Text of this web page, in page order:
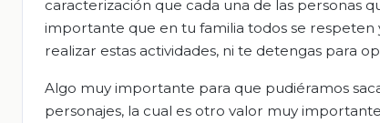
caracterización que cada una de las personas
importante que en tu familia todos se respeten
realizar estas actividades, ni te detengas para
Algo muy importante para que pudiéramos
personajes, la cual es otro valor muy